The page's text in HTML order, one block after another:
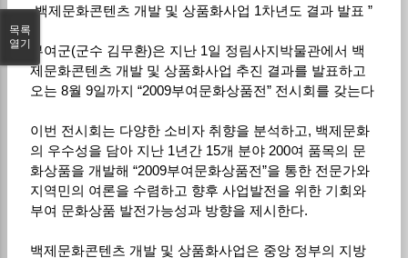
-백제문화콘텐츠 개발 및 상품화사업 1차년도 결과 발표 ”
부여군(군수 김무환)은 지난 1일 정림사지박물관에서 백
제문화콘텐츠 개발 및 상품화사업 추진 결과를 발표하고
오는 8월 9일까지 “2009부여문화상품전” 전시회를 갖는다
이번 전시회는 다양한 소비자 취향을 분석하고, 백제문화
의 우수성을 담아 지난 1년간 15개 분야 200여 품목의 문
화상품을 개발해 “2009부여문화상품전”을 통한 전문가와
지역민의 여론을 수렴하고 향후 사업발전을 위한 기회와
부여 문화상품 발전가능성과 방향을 제시한다.
백제문화콘텐츠 개발 및 상품화사업은 중앙 정부의 지방
목록
열기